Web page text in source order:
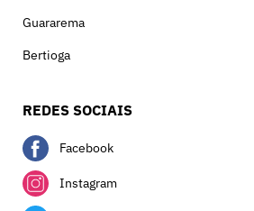
Guararema
Bertioga
REDES SOCIAIS
Facebook
Instagram